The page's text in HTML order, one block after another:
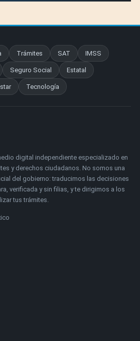
Trámites SAT IMSS
Seguro Social Estatal
Tecnología
digital independiente especializado en
y derechos ciudadanos. No somos una
del gobierno: traducimos las decisiones
verificada y sin filias, y te dirigimos a los
tus trámites.